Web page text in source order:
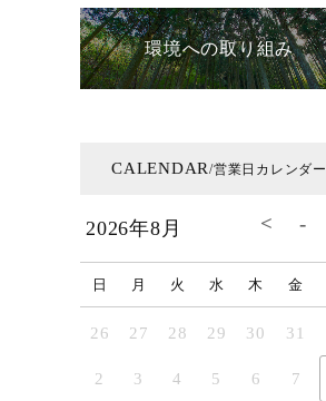
環境への取り組み
CALENDAR/営業日カレンダー
2026年8月
日 月 火 水 木 金
26 27 28 29 30 31
2 3 4 5 6 7